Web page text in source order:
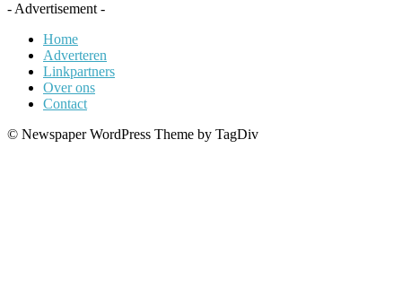
- Advertisement -
Home
Adverteren
Linkpartners
Over ons
Contact
© Newspaper WordPress Theme by TagDiv